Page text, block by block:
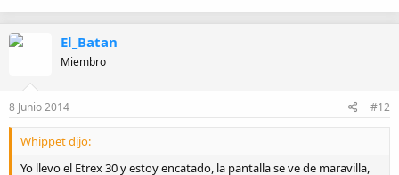
El_Batan
Miembro
8 Junio 2014 #12
Whippet dijo:
Yo llevo el Etrex 30 y estoy encatado, la pantalla se ve de maravilla,